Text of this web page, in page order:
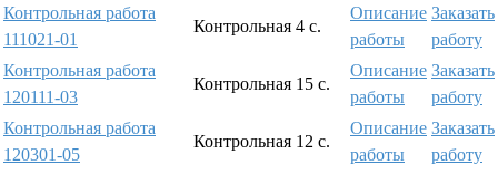
Контрольная работа
111021-01
Контрольная 4 с.
Описание
работы
Заказать
работу
Контрольная работа
120111-03
Контрольная 15 с.
Описание
работы
Заказать
работу
Контрольная работа
120301-05
Контрольная 12 с.
Описание
работы
Заказать
работу